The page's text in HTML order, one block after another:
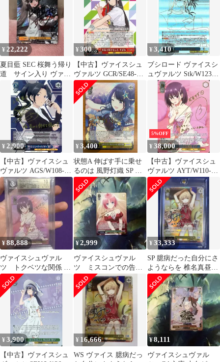
寧々金箔押しサイン入
¥ 22,222
夏目藍 SEC 桜舞う帰り
道 サイン入り ヴァイ
スシュヴァルツロゼ
¥300
【中古】ヴァイスシュ
ヴァルツ GCR/SE48-
32[N]：本気で好きなこ
と すばる
¥3,410
ブシロード ヴァイスシ
ュヴァルツ Stk/W123-
107SEC 二度目の恋
結女 SEC
¥ 2,900
【中古】ヴァイスシュ
ヴァルツ AGS/W108-
073SP[SP]：(ホロ)“熟
れたてスーパーバイザ
ー”薫子(沼倉愛美金箔
押しサイン入り)
¥3,400
状態A 伸ばす手に乗せ
るのは 風野灯織 SP サ
イン ISC/S110-009SP ヴ
ァイスシュヴァルツ シ
ャニマス
5%OFF
¥38,000
【中古】ヴァイスシュ
ヴァルツ AYT/W110-
069SEC[SEC]：(ホロ)
トクベツな関係 すず
(市ノ瀬加那金箔押しサ
イン入り)
¥88,888
ヴァイスシュヴァル
ツ トクベツな関係 す
ず sec サイン psa10
¥2,999
ヴァイスシュヴァル
ツ ミスコンでの告
白 ことり SP サイン
¥33,333
SP 臆病だった自分にさ
ようならを 椎名真昼
サインカード GA文庫
¥3,900
【中古】ヴァイスシュ
¥ 16,666
WS ヴァイス 臆病だっ
¥8,111
ヴァイスシュヴァル